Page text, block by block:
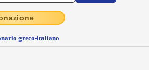
greco-italiano